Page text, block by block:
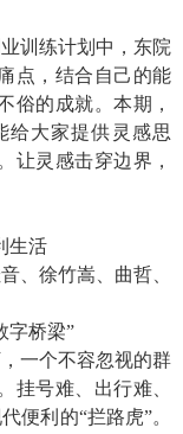
训练计划中，东院
点，结合自己的能
俗的成就。本期，
给大家提供灵感思
让灵感击穿边界，
生活
、徐竹嵩、曲哲、
字桥梁”
一个不容忽视的群
号难、出行难、
便利的“拦路虎”。